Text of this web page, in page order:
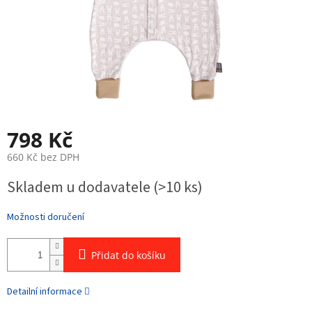
798 Kč
660 Kč bez DPH
cena:
Skladem u dodavatele (>10 ks)
Možnosti doručení
Přidat do košíku
Detailní informace